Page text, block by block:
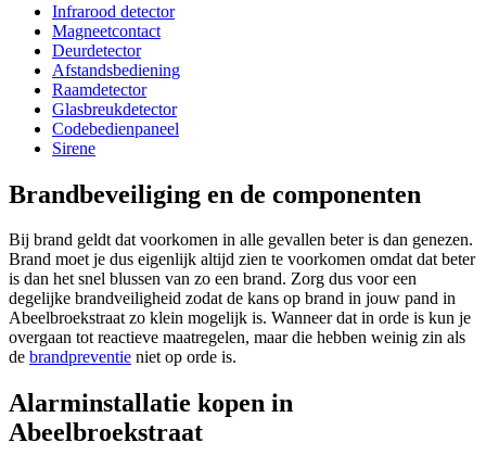
Infrarood detector
Magneetcontact
Deurdetector
Afstandsbediening
Raamdetector
Glasbreukdetector
Codebedienpaneel
Sirene
Brandbeveiliging en de componenten
Bij brand geldt dat voorkomen in alle gevallen beter is dan genezen.
Brand moet je dus eigenlijk altijd zien te voorkomen omdat dat beter
is dan het snel blussen van zo een brand. Zorg dus voor een
degelijke brandveiligheid zodat de kans op brand in jouw pand in
Abeelbroekstraat zo klein mogelijk is. Wanneer dat in orde is kun je
overgaan tot reactieve maatregelen, maar die hebben weinig zin als
de brandpreventie niet op orde is.
Alarminstallatie kopen in
Abeelbroekstraat